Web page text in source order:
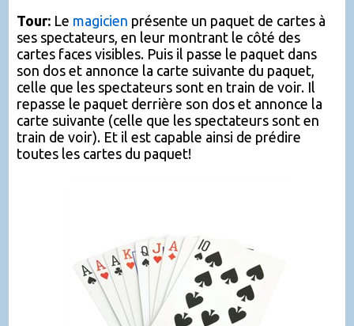
Tour: Le magicien présente un paquet de cartes à
ses spectateurs, en leur montrant le côté des
cartes faces visibles. Puis il passe le paquet dans
son dos et annonce la carte suivante du paquet,
celle que les spectateurs sont en train de voir. Il
repasse le paquet derrière son dos et annonce la
carte suivante (celle que les spectateurs sont en
train de voir). Et il est capable ainsi de prédire
toutes les cartes du paquet!